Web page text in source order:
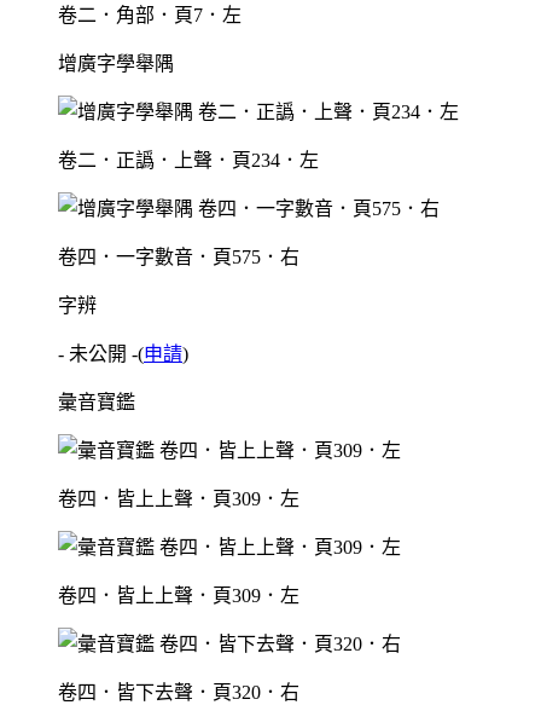
卷二．角部．頁7．左
增廣字學舉隅
卷二．正譌．上聲．頁234．左
卷四．一字數音．頁575．右
字辨
- 未公開 -(申請)
彙音寶鑑
卷四．皆上上聲．頁309．左
卷四．皆上上聲．頁309．左
卷四．皆下去聲．頁320．右